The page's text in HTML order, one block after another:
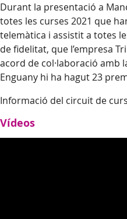
Durant la presentació a
totes les curses 2021 que
telemàtica i assistit a totes
de fidelitat, que l’empresa
acord de col·laboració amb
Enguany hi ha hagut 23
Informació del circuit de
Vídeos